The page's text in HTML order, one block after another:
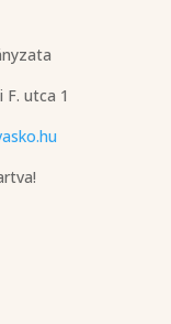
F. utca 1